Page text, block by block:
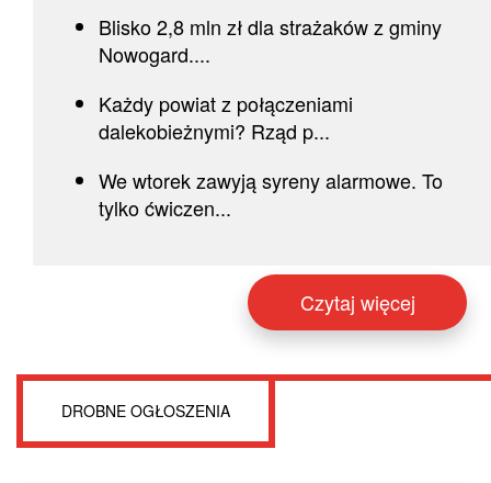
Blisko 2,8 mln zł dla strażaków z gminy
Nowogard....
Każdy powiat z połączeniami
dalekobieżnymi? Rząd p...
We wtorek zawyją syreny alarmowe. To
tylko ćwiczen...
Czytaj więcej
DROBNE OGŁOSZENIA